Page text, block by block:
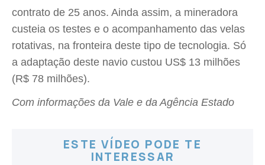
contrato de 25 anos. Ainda assim, a mineradora
custeia os testes e o acompanhamento das velas
rotativas, na fronteira deste tipo de tecnologia. Só
a adaptação deste navio custou US$ 13 milhões
(R$ 78 milhões).
Com informações da Vale e da Agência Estado
ESTE VÍDEO PODE TE
INTERESSAR